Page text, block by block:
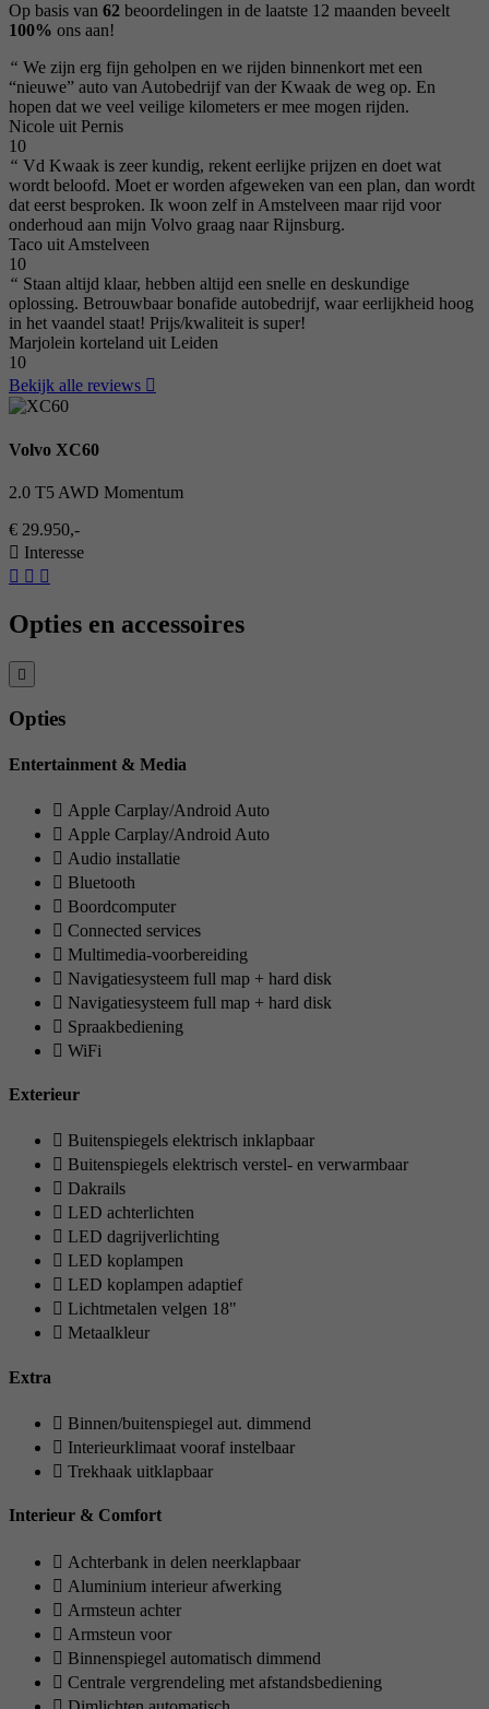
Op basis van 62 beoordelingen in de laatste 12 maanden beveelt
100% ons aan!
“ We zijn erg fijn geholpen en we rijden binnenkort met een
“nieuwe” auto van Autobedrijf van der Kwaak de weg op. En
hopen dat we veel veilige kilometers er mee mogen rijden.
Nicole uit Pernis
10
“ Vd Kwaak is zeer kundig, rekent eerlijke prijzen en doet wat
wordt beloofd. Moet er worden afgeweken van een plan, dan wordt
dat eerst besproken. Ik woon zelf in Amstelveen maar rijd voor
onderhoud aan mijn Volvo graag naar Rijnsburg.
Taco uit Amstelveen
10
“ Staan altijd klaar, hebben altijd een snelle en deskundige
oplossing. Betrouwbaar bonafide autobedrijf, waar eerlijkheid hoog
in het vaandel staat! Prijs/kwaliteit is super!
Marjolein korteland uit Leiden
10
Bekijk alle reviews
Volvo XC60
2.0 T5 AWD Momentum
€ 29.950,-
Interesse
Opties en accessoires
Opties
Entertainment & Media
Apple Carplay/Android Auto
Apple Carplay/Android Auto
Audio installatie
Bluetooth
Boordcomputer
Connected services
Multimedia-voorbereiding
Navigatiesysteem full map + hard disk
Navigatiesysteem full map + hard disk
Spraakbediening
WiFi
Exterieur
Buitenspiegels elektrisch inklapbaar
Buitenspiegels elektrisch verstel- en verwarmbaar
Dakrails
LED achterlichten
LED dagrijverlichting
LED koplampen
LED koplampen adaptief
Lichtmetalen velgen 18"
Metaalkleur
Extra
Binnen/buitenspiegel aut. dimmend
Interieurklimaat vooraf instelbaar
Trekhaak uitklapbaar
Interieur & Comfort
Achterbank in delen neerklapbaar
Aluminium interieur afwerking
Armsteun achter
Armsteun voor
Binnenspiegel automatisch dimmend
Centrale vergrendeling met afstandsbediening